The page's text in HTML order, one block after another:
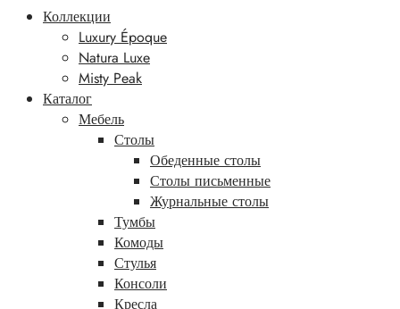
Коллекции
Luxury Époque
Natura Luxe
Misty Peak
Каталог
Мебель
Столы
Обеденные столы
Столы письменные
Журнальные столы
Тумбы
Комоды
Стулья
Консоли
Кресла